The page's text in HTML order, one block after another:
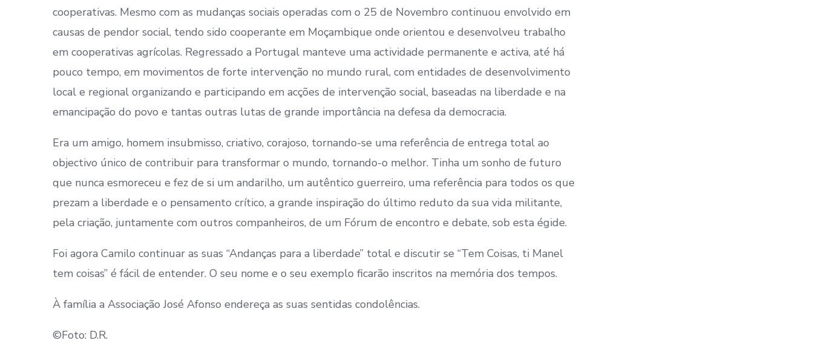
cooperativas. Mesmo com as mudanças sociais operadas com o 25 de Novembro continuou envolvido em
causas de pendor social, tendo sido cooperante em Moçambique onde orientou e desenvolveu trabalho
em cooperativas agrícolas. Regressado a Portugal manteve uma actividade permanente e activa, até há
pouco tempo, em movimentos de forte intervenção no mundo rural, com entidades de desenvolvimento
local e regional organizando e participando em acções de intervenção social, baseadas na liberdade e na
emancipação do povo e tantas outras lutas de grande importância na defesa da democracia.
Era um amigo, homem insubmisso, criativo, corajoso, tornando-se uma referência de entrega total ao
objectivo único de contribuir para transformar o mundo, tornando-o melhor. Tinha um sonho de futuro
que nunca esmoreceu e fez de si um andarilho, um autêntico guerreiro, uma referência para todos os que
prezam a liberdade e o pensamento crítico, a grande inspiração do último reduto da sua vida militante,
pela criação, juntamente com outros companheiros, de um Fórum de encontro e debate, sob esta égide.
Foi agora Camilo continuar as suas “Andanças para a liberdade” total e discutir se “Tem Coisas, ti Manel
tem coisas” é fácil de entender. O seu nome e o seu exemplo ficarão inscritos na memória dos tempos.
À família a Associação José Afonso endereça as suas sentidas condolências.
©Foto: D.R.